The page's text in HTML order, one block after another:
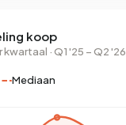
koop
· Q1 '25 – Q2 '26
Mediaan